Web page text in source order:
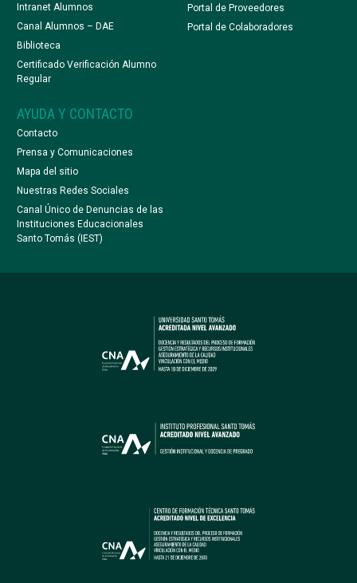
Intranet Alumnos
Canal Alumnos – DAE
Biblioteca
Certificado Verificación Alumno
Regular
Portal de Proveedores
Portal de Colaboradores
AYUDA Y CONTACTO
Contacto
Prensa y Comunicaciones
Mapa del sitio
Nuestras Redes Sociales
Canal Único de Denuncias de las
Instituciones Educacionales
Santo Tomás (IEST)